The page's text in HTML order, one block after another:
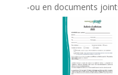
-ou en documents